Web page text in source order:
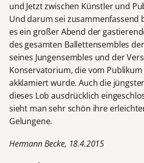
und Jetzt zwischen Künstler und
Und darum sei zusammenfassend
es ein großer Abend der
des gesamten Ballettensembles
seines Jungensembles und der
Konservatorium, die vom
akklamiert wurde. Auch die
dieses Lob ausdrücklich
sieht man sehr schön ihre
Gelungene.
Hermann Becke, 18.4.2015